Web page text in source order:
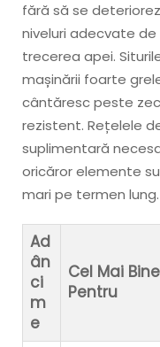
fără să se
niveluri adecvate
trecerea apei.
mașinării foarte
cântăresc peste
rezistent. Rețelele
suplimentară
oricăror elemente
mari pe termen lung.
Ad
ân
ci
m
e
Cel Mai Bine
Pentru